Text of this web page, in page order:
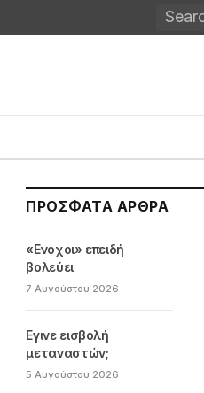
ΠΡΌΣΦΑΤΑ ΆΡΘΡΑ
«Ενοχοι» επειδή
βολεύει
7 Αυγούστου 2026
Εγινε εισβολή
μεταναστών;
5 Αυγούστου 2026